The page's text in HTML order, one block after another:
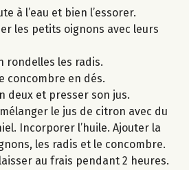
à l’eau et bien l’essorer.
les petits oignons avec leurs
rondelles les radis.
concombre en dés.
deux et presser son jus.
le jus de citron avec du
Incorporer l’huile. Ajouter la
les radis et le concombre.
au frais pendant 2 heures.